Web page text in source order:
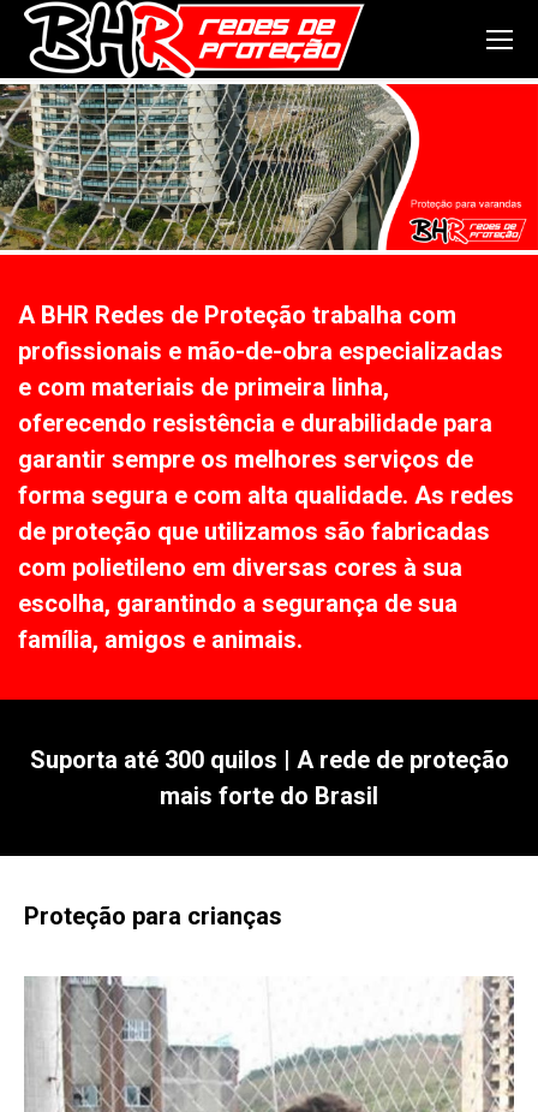
A BHR Redes de Proteção trabalha com
profissionais e mão-de-obra especializadas
e com materiais de primeira linha,
oferecendo resistência e durabilidade para
garantir sempre os melhores serviços de
forma segura e com alta qualidade. As redes
de proteção que utilizamos são fabricadas
com polietileno em diversas cores à sua
escolha, garantindo a segurança de sua
família, amigos e animais.
Suporta até 300 quilos | A rede de proteção
mais forte do Brasil
Proteção para crianças